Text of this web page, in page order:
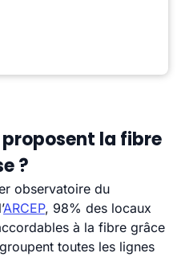
la fibre
?
observatoire du
ARCEP, 98% des locaux
à la fibre grâce
toutes les lignes